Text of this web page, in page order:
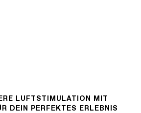
LUFTSTIMULATION MIT
DEIN PERFEKTES ERLEBNIS